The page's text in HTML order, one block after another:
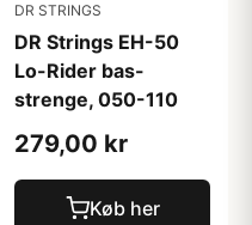
DR STRINGS
DR Strings EH-50
Lo-Rider bas-
strenge, 050-110
279,00 kr
Køb her